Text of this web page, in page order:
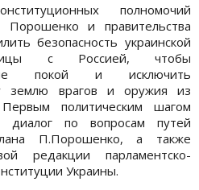
полномочий
и правительства
безопасность украинской
с Россией, чтобы
покой и исключить
землю врагов и оружия из
Первым политическим шагом
по вопросам путей
П.Порошенко, а также
редакции парламентско-
Украины.